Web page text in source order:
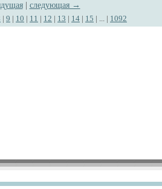
| следующая →
| 9 | 10 | 11 | 12 | 13 | 14 | 15 | ... | 1092